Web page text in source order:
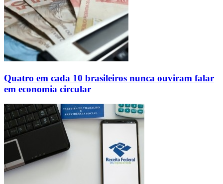
Quatro em cada 10 brasileiros nunca ouviram falar
em economia circular